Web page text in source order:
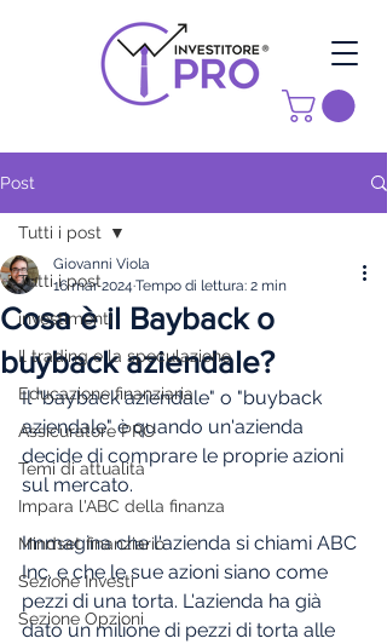
Post
Tutti i post
investimenti
Il trading e la speculazione
Educazione finanziaria
Assicuratore PRO
Temi di attualità
Impara l'ABC della finanza
Mindset finanziario
Sezione Investi
Sezione Opzioni
Tutti i post
Cosa è il Bayback o
buyback aziendale?
Giovanni Viola
16 mar 2024 Tempo di lettura: 2 min
Il "bayback aziendale" o "buyback
aziendale" è quando un'azienda
decide di comprare le proprie azioni
sul mercato.
Immagina che l'azienda si chiami ABC
Inc. e che le sue azioni siano come
pezzi di una torta. L'azienda ha già
dato un milione di pezzi di torta alle